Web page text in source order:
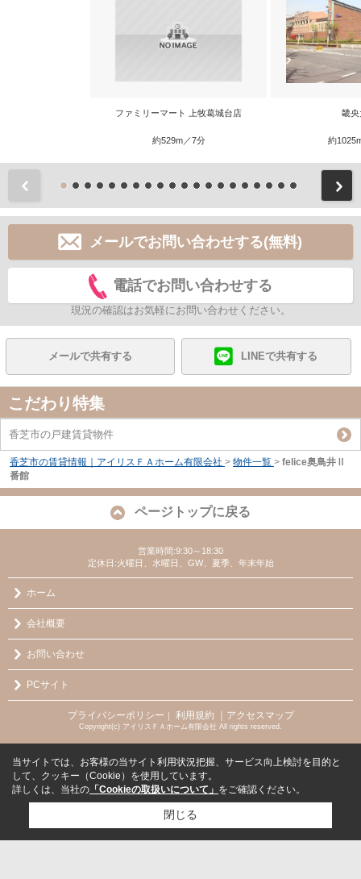
ファミリーマート 上牧葛城台店
約529m／7分
畿央
約
メールでお問い合わせする(無料)
電話でお問い合わせする
現況の確認はお気軽にお問い合わせください。
メールで共有する LINEで共有する
こだわり特集
香芝市の戸建賃貸物件
香芝市の賃貸情報｜アイリスＦＡホーム有限会社 > 物件一覧 > felice奥鳥井Ⅱ
番館
ページトップに戻る
営業時間:9:30～18:30
定休日:火曜日、水曜日、GW、夏季、年末年始
ホーム
会社概要
お問い合わせ
PCサイト
プライバシーポリシー 利用規約 ｜アクセスマップ
Copyright(c) アイリスＦＡホーム有限会社 All rights reserved.
当サイトでは、お客様の当サイト利用状況把握、サービス向上検討を目的と
して、クッキー（Cookie）を使用しています。
詳しくは、当社の 「Cookieの取扱いについて」 をご確認ください。
閉じる